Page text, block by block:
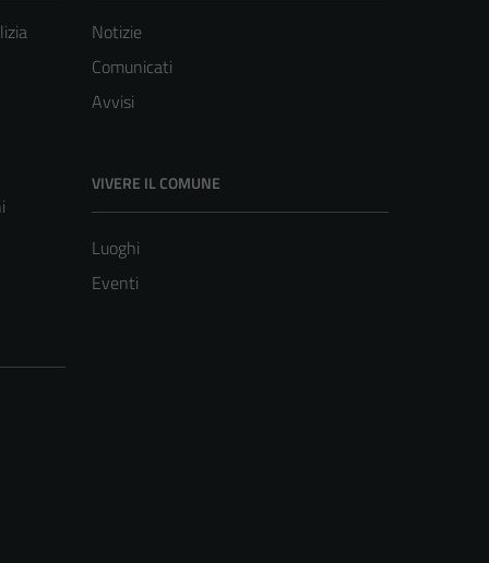
Notizie
Comunicati
Avvisi
VIVERE IL COMUNE
Luoghi
Eventi